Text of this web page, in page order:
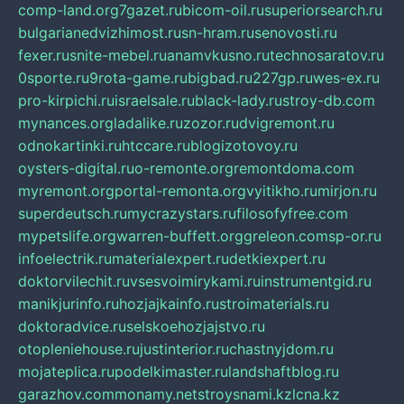
comp-land.org7gazet.rubicom-oil.rusuperiorsearch.ru
bulgarianedvizhimost.rusn-hram.rusenovosti.ru
fexer.rusnite-mebel.ruanamvkusno.rutechnosaratov.ru
0sporte.ru9rota-game.rubigbad.ru227gp.ruwes-ex.ru
pro-kirpichi.ruisraelsale.rublack-lady.rustroy-db.com
mynances.orgladalike.ruzozor.rudvigremont.ru
odnokartinki.ruhtccare.rublogizotovoy.ru
oysters-digital.ruo-remonte.orgremontdoma.com
myremont.orgportal-remonta.orgvyitikho.rumirjon.ru
superdeutsch.rumycrazystars.rufilosofyfree.com
mypetslife.orgwarren-buffett.orggreleon.comsp-or.ru
infoelectrik.rumaterialexpert.rudetkiexpert.ru
doktorvilechit.ruvsesvoimirykami.ruinstrumentgid.ru
manikjurinfo.ruhozjajkainfo.rustroimaterials.ru
doktoradvice.ruselskoehozjajstvo.ru
otopleniehouse.rujustinterior.ruchastnyjdom.ru
mojateplica.rupodelkimaster.rulandshaftblog.ru
garazhov.commonamy.netstroysnami.kzlcna.kz